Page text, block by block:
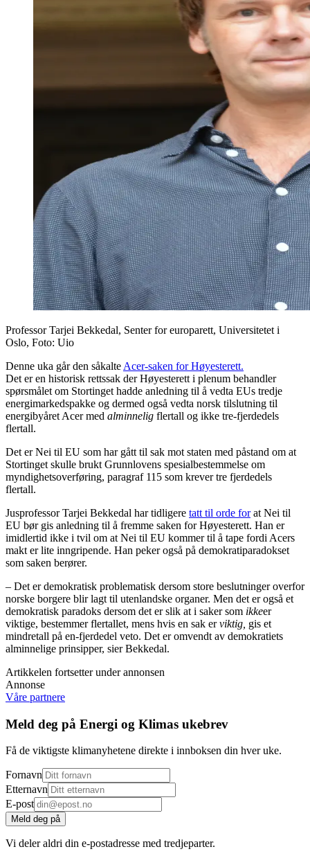
Professor Tarjei Bekkedal, Senter for europarett, Universitetet i
Oslo, Foto: Uio
Denne uka går den såkalte Acer-saken for Høyesterett.
Det er en historisk rettssak der Høyesterett i plenum behandler
spørsmålet om Stortinget hadde anledning til å vedta EUs tredje
energimarkedspakke og dermed også vedta norsk tilslutning til
energibyåret Acer med alminnelig flertall og ikke tre-fjerdedels
flertall.
Det er Nei til EU som har gått til sak mot staten med påstand om at
Stortinget skulle brukt Grunnlovens spesialbestemmelse om
myndighetsoverføring, paragraf 115 som krever tre fjerdedels
flertall.
Jusprofessor Tarjei Bekkedal har tidligere tatt til orde forat Nei til
EU bør gis anledning til å fremme saken for Høyesterett. Han er
imidlertid ikke i tvil om at Nei til EU kommer til å tape fordi Acers
makt er lite inngripende. Han peker også på demokratiparadokset
som saken berører.
– Det er demokratisk problematisk dersom store beslutninger overfor
norske borgere blir lagt til utenlandske organer. Men det er også et
demokratisk paradoks dersom det er slik at i saker som ikkeer
viktige, bestemmer flertallet, mens hvis en sak erviktig, gis et
mindretall på en-fjerdedel veto. Det er omvendt av demokratiets
alminnelige prinsipper, sier Bekkedal.
Artikkelen fortsetter under annonsen
Annonse
Våre partnere
Meld deg på Energi og Klimas ukebrev
Få de viktigste klimanyhetene direkte i innboksen din hver uke.
Fornavn
Etternavn
E-post
Meld deg på
Vi deler aldri din e-postadresse med tredjeparter.